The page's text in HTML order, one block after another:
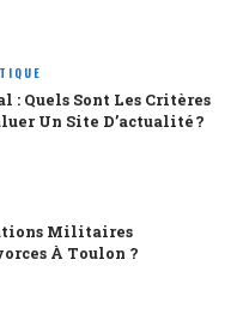
Quels Sont Les Critères
Un Site D’actualité ?
Militaires
À Toulon ?